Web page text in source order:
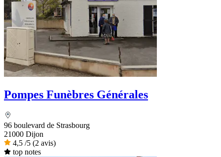
Pompes Funèbres Générales
96 boulevard de Strasbourg
21000 Dijon
4,5 /5 (2 avis)
top notes